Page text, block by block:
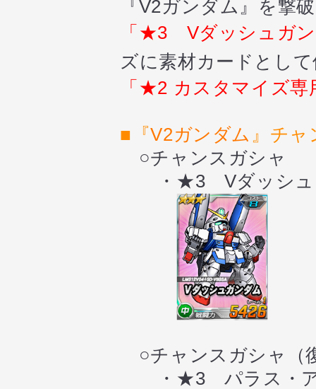
『V2ガンダム』を撃
「★3 Vダッシュガ
ズに素材カードとし
「★2 カスタマイズ
■『V2ガンダム 』チ
○チャンスガシャ
・★3 Vダッシュ
○チャンスガシャ（
・★3 パラス・